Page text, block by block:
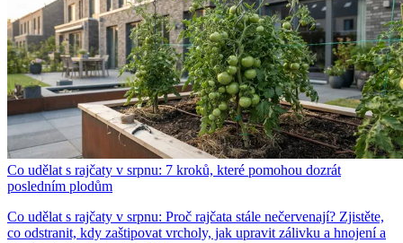
Co udělat s rajčaty v srpnu: 7 kroků, které pomohou dozrát
posledním plodům
Co udělat s rajčaty v srpnu: Proč rajčata stále nečervenají? Zjistěte,
co odstranit, kdy zaštipovat vrcholy, jak upravit zálivku a hnojení a